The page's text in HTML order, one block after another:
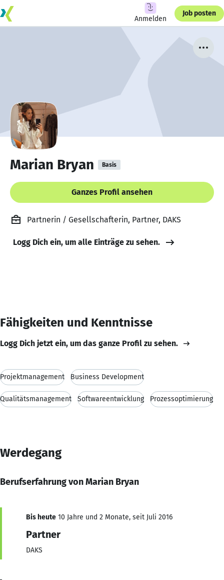
Anmelden
Job posten
Marian Bryan Basis
Ganzes Profil ansehen
Partnerin / Gesellschafterin, Partner, DAKS
Logg Dich ein, um alle Einträge zu sehen.
Fähigkeiten und Kenntnisse
Logg Dich jetzt ein, um das ganze Profil zu sehen.
Projektmanagement Business Development
Qualitätsmanagement Softwareentwicklung Prozessoptimierung
Werdegang
Berufserfahrung von Marian Bryan
Bis heute 10 Jahre und 2 Monate, seit Juli 2016
Partner
DAKS